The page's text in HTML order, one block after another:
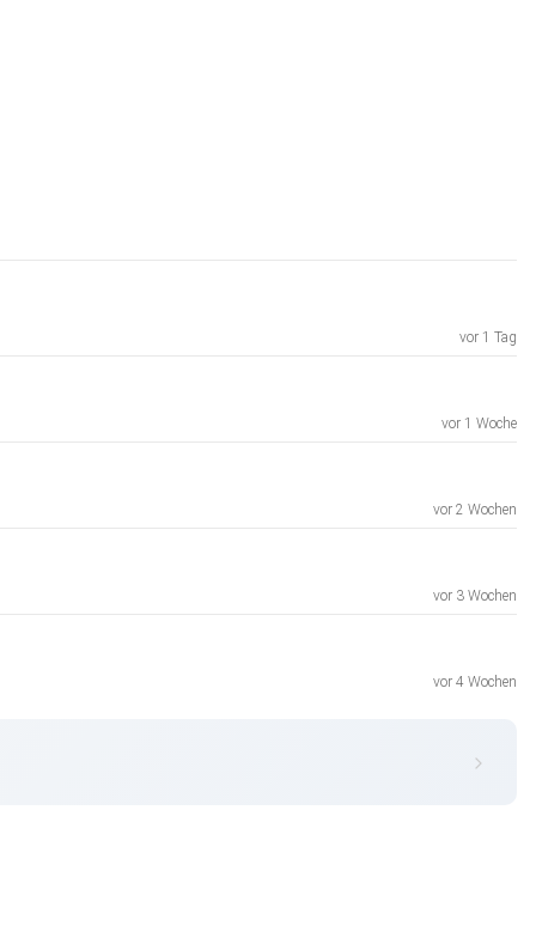
vor 1 Tag
vor 1 Woche
vor 2 Wochen
vor 3 Wochen
vor 4 Wochen